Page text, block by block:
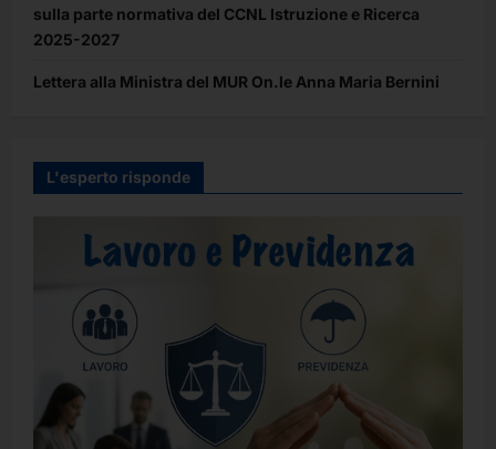
sulla parte normativa del CCNL Istruzione e Ricerca
2025-2027
Lettera alla Ministra del MUR On.le Anna Maria Bernini
L'esperto risponde